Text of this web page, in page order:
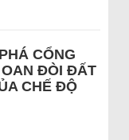
CỔNG
ĐÒI ĐẤT
CHẾ ĐỘ